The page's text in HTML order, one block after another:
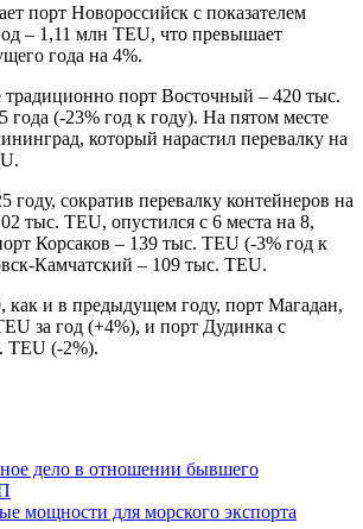
порт Новороссийск с показателем
– 1,11 млн TEU, что превышает
года на 4%.
традиционно порт Восточный – 420 тыс.
года (-23% год к году). На пятом месте
который нарастил перевалку на
году, сократив перевалку контейнеров на
тыс. TEU, опустился с 6 места на 8,
Корсаков – 139 тыс. TEU (-3% год к
Камчатский – 109 тыс. TEU.
и в предыдущем году, порт Магадан,
за год (+4%), и порт Дудинка с
TEU (-2%).
дело в отношении бывшего
мощности для морского экспорта